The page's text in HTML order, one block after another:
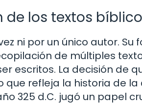
de los textos
ni por un único autor.
de múltiples
escritos. La decisión de
refleja la historia de la
325 d.C. jugó un papel